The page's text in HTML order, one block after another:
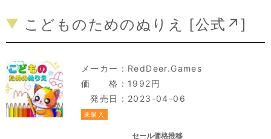
こどものためのぬりえ [公式↗]
メーカー： RedDeer.Games
価 格：1992円
発売日：2023-04-06
未購入